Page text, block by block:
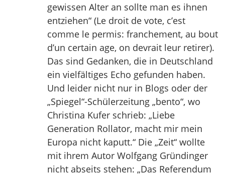
gewissen Alter an sollte man es ihnen
entziehen“ (Le droit de vote, c’est
comme le permis: franchement, au bout
d’un certain age, on devrait leur retirer).
Das sind Gedanken, die in Deutschland
ein vielfältiges Echo gefunden haben.
Und leider nicht nur in Blogs oder der
„Spiegel“-Schülerzeitung „bento“, wo
Christina Kufer schrieb: „Liebe
Generation Rollator, macht mir mein
Europa nicht kaputt.“ Die „Zeit“ wollte
mit ihrem Autor Wolfgang Gründinger
nicht abseits stehen: „Das Referendum